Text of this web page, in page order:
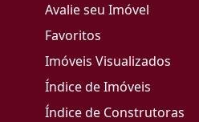
Avalie seu Imóvel
Favoritos
Imóveis Visualizados
Índice de Imóveis
Índice de Construtoras